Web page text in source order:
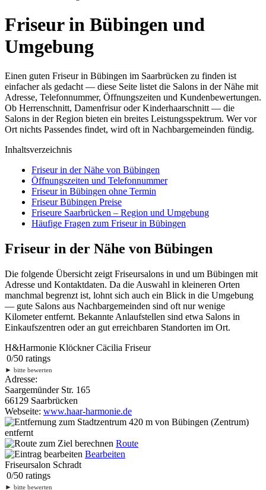
Friseur in Bübingen und
Umgebung
Einen guten Friseur in Bübingen im Saarbrücken zu finden ist
einfacher als gedacht — diese Seite listet die Salons in der Nähe mit
Adresse, Telefonnummer, Öffnungszeiten und Kundenbewertungen.
Ob Herrenschnitt, Damenfrisur oder Kinderhaarschnitt — die
Salons in der Region bieten ein breites Leistungsspektrum. Wer vor
Ort nichts Passendes findet, wird oft in Nachbargemeinden fündig.
Inhaltsverzeichnis
Friseur in der Nähe von Bübingen
Öffnungszeiten und Telefonnummer
Friseur in Bübingen ohne Termin
Friseur Bübingen Preise
Friseure Saarbrücken – Region und Umgebung
Häufige Fragen zum Friseur in Bübingen
Friseur in der Nähe von Bübingen
Die folgende Übersicht zeigt Friseursalons in und um Bübingen mit
Adresse und Kontaktdaten. Da die Auswahl in kleineren Orten
manchmal begrenzt ist, lohnt sich auch ein Blick in die Umgebung
— gute Salons aus Nachbargemeinden sind oft nur wenige
Kilometer entfernt. Bekannte Anlaufstellen sind etwa Salons in
Einkaufszentren oder an gut erreichbaren Standorten im Ort.
H&Harmonie Klöckner Cäcilia Friseur
0/50 ratings
► bitte bewerten
Adresse:
Saargemünder Str. 165
66129 Saarbrücken
Webseite: www.haar-harmonie.de
420 m von Bübingen (Zentrum)
entfernt
Route
Bearbeiten
Friseursalon Schradt
0/50 ratings
► bitte bewerten